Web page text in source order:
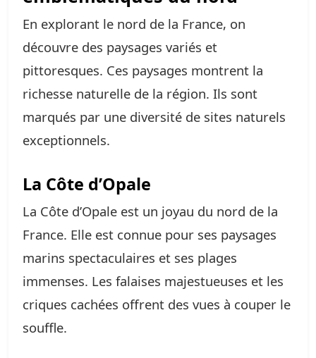
En explorant le nord de la France, on
découvre des paysages variés et
pittoresques. Ces paysages montrent la
richesse naturelle de la région. Ils sont
marqués par une diversité de sites naturels
exceptionnels.
La Côte d’Opale
La Côte d’Opale est un joyau du nord de la
France. Elle est connue pour ses paysages
marins spectaculaires et ses plages
immenses. Les falaises majestueuses et les
criques cachées offrent des vues à couper le
souffle.